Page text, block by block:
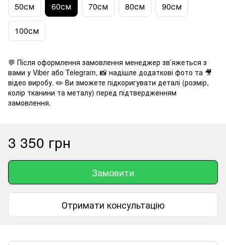
50см 60см 70см 80см 90см
100см
💬 Після оформлення замовлення менеджер зв’яжеться з
вами у Viber або Telegram, 📸 надішле додаткові фото та 🎥
відео виробу. ✏️ Ви зможете підкоригувати деталі (розмір,
колір тканини та металу) перед підтвердженням
замовлення.
3 350 грн
Замовити
Отримати консультацію